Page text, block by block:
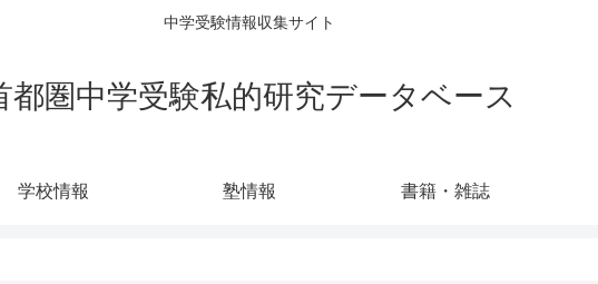
中学受験情報収集サイト
都圏中学受験私的研究データベース
学校情報 塾情報 書籍・雑誌